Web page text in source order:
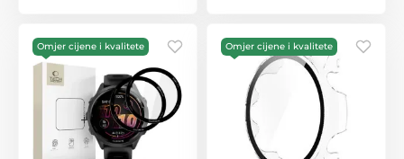
Omjer cijene i kvalitete Omjer cijene i kvalitete